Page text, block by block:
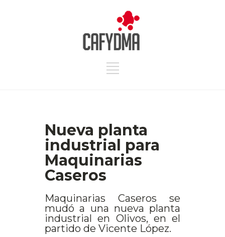
Nueva planta
industrial para
Maquinarias
Caseros
Maquinarias Caseros se
mudó a una nueva planta
industrial en Olivos, en el
partido de Vicente López.